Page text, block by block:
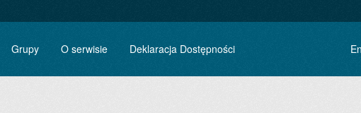
Grupy O serwisie Deklaracja Dostępności En